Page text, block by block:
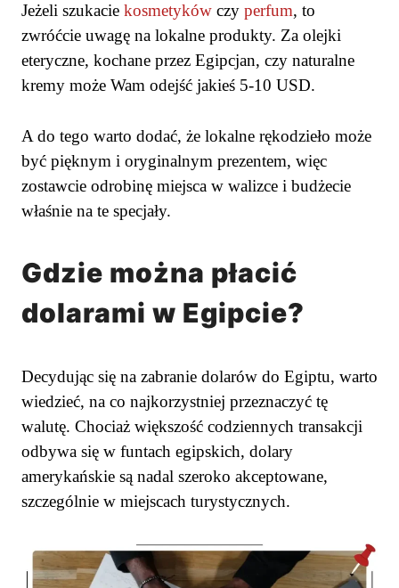
Jeżeli szukacie kosmetyków czy perfum, to
zwróćcie uwagę na lokalne produkty. Za olejki
eteryczne, kochane przez Egipcjan, czy naturalne
kremy może Wam odejść jakieś 5-10 USD.
A do tego warto dodać, że lokalne rękodzieło może
być pięknym i oryginalnym prezentem, więc
zostawcie odrobinę miejsca w walizce i budżecie
właśnie na te specjały.
Gdzie można płacić
dolarami w Egipcie?
Decydując się na zabranie dolarów do Egiptu, warto
wiedzieć, na co najkorzystniej przeznaczyć tę
walutę. Chociaż większość codziennych transakcji
odbywa się w funtach egipskich, dolary
amerykańskie są nadal szeroko akceptowane,
szczególnie w miejscach turystycznych.